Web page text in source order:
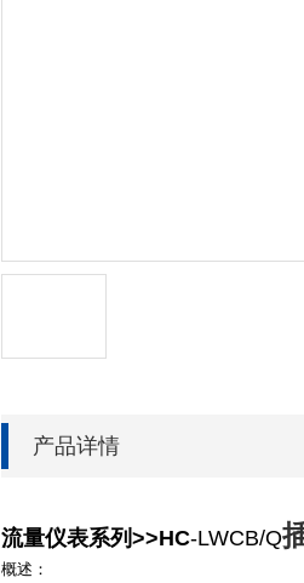
产品详情
流量仪表系列>>HC-LWCB/Q
概述：